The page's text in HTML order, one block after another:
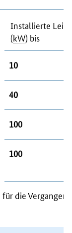
die
Installierte
(kW) bis
10
40
100
100